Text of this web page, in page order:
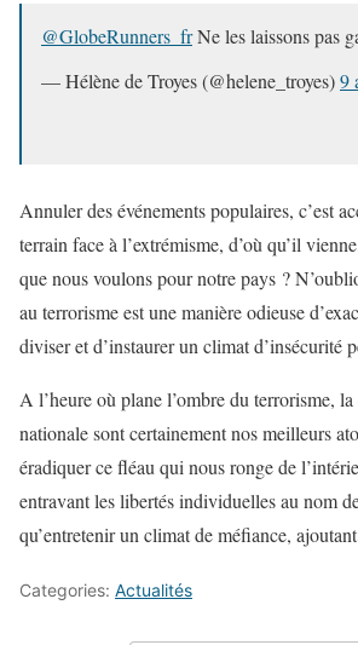
@GlobeRunners_frNe les laissons pas
— Hélène de Troyes (@helene_troyes)9
Annuler des événements populaires, c’est
terrain face à l’extrémisme, d’où qu’il
que nous voulons pour notre pays ?
au terrorisme est une manière odieuse
diviser et d’instaurer un climat d’insécurité
A l’heure où plane l’ombre du terrorisme,
nationale sont certainement nos meilleurs
éradiquer ce fléau qui nous ronge de
entravant les libertés individuelles au nom
qu’entretenir un climat de méfiance,
Categories: Actualités